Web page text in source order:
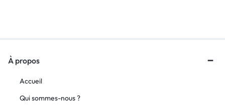
À propos
Accueil
Qui sommes-nous ?